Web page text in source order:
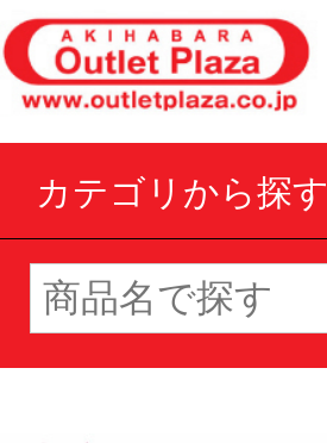
カテゴリから探す